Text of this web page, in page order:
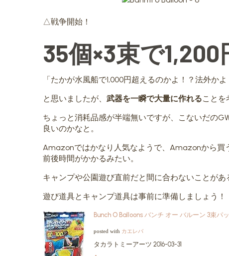
△戦争開始！
35個×3束で
「たかが水風船で1,000円超えるのかよ！？法外かよ
と思いましたが、 武器を一瞬で大量に作れることを
ちょっと消耗品感が半端無いですが、こないだの
良いのかなと。
Amazonではかなり人気なようで、Amazonから買
前後時間がかかるみたい。
キャンプや公園遊び直前だと間に合わないことが
遊び道具とキャンプ道具は事前に準備しましょう！
Bunch O Balloons バンチ オー バルーン 3束パ
posted with カエレバ
タカラトミーアーツ 2016-03-31